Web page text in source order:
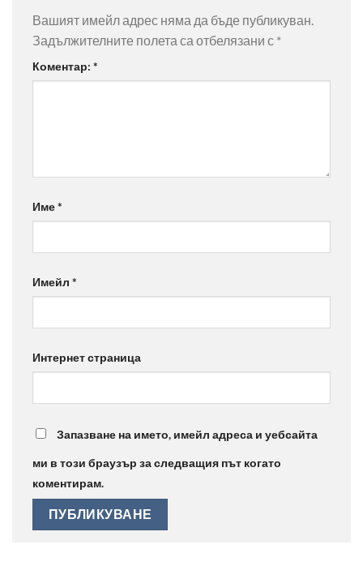
Вашият имейл адрес няма да бъде публикуван.
Задължителните полета са отбелязани с *
Коментар: *
Име*
Имейл *
Интернет страница
Запазване на името, имейл адреса и уебсайта
ми в този браузър за следващия път когато
коментирам.